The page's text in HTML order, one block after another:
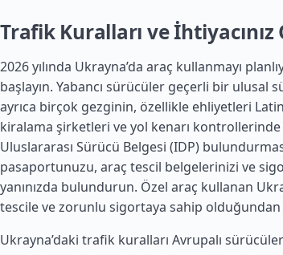
Trafik Kuralları ve
2026 yılında Ukrayna’da araç kullanmayı
başlayın. Yabancı sürücüler geçerli bir ulusal
ayrıca birçok gezginin, özellikle ehliyetleri
kiralama şirketleri ve yol kenarı
Uluslararası Sürücü Belgesi (IDP)
pasaportunuzu, araç tescil belgelerinizi ve
yanınızda bulundurun. Özel araç kullanan
tescile ve zorunlu sigortaya sahip olduğundan
Ukrayna’daki trafik kuralları Avrupalı